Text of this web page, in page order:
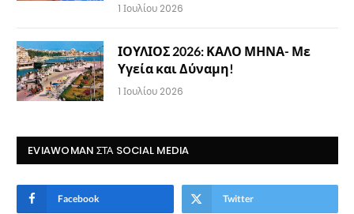
1 Ιουλίου 2026
ΙΟΥΛΙΟΣ 2026: ΚΑΛΟ ΜΗΝΑ- Με
Υγεία και Δύναμη!
1 Ιουλίου 2026
EVIAWOMAN ΣΤΑ SOCIAL MEDIA
Facebook Twitter